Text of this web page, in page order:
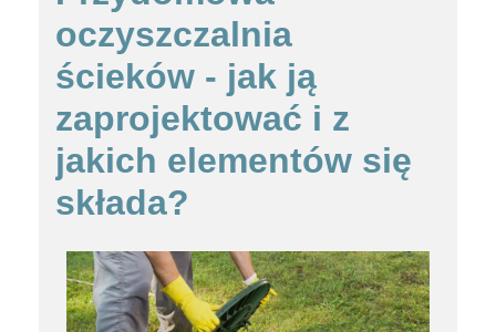
oczyszczalnia
ścieków - jak ją
zaprojektować i z
jakich elementów się
składa?